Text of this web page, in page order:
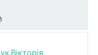
Вікторія